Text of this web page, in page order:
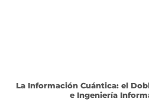
La Información Cuántica: el
e Ingeniería